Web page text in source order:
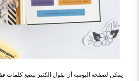
يمكن لصفحة اليومية أن تقول الكثير ببضع كلمات